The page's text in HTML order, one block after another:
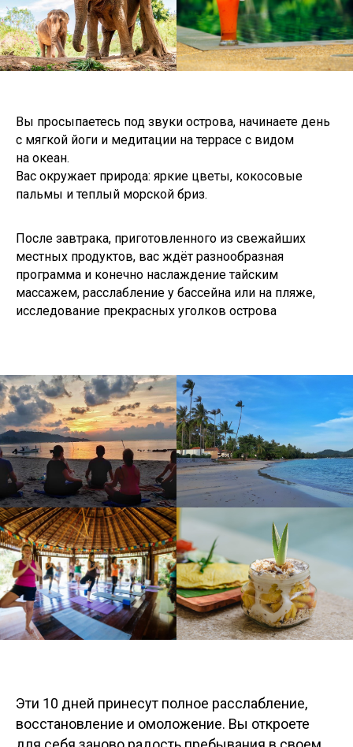
Вы просыпаетесь под звуки острова, начинаете день
с мягкой йоги и медитации на террасе с видом
на океан.
Вас окружает природа: яркие цветы, кокосовые
пальмы и теплый морской бриз.
После завтрака, приготовленного из свежайших
местных продуктов, вас ждёт разнообразная
программа и конечно наслаждение тайским
массажем, расслабление у бассейна или на пляже,
исследование прекрасных уголков острова
Эти 10 дней принесут полное расслабление,
восстановление и омоложение. Вы откроете